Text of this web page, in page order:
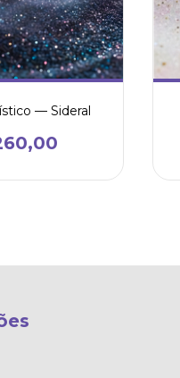
— Sideral